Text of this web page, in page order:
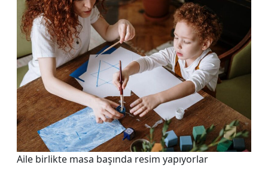
Aile birlikte masa başında resim yapıyorlar